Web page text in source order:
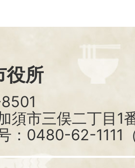
役所
須市三俣二丁目1
：0480-62-1111